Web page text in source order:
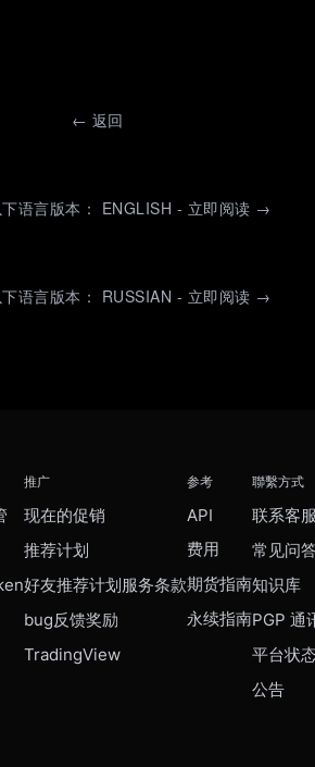
← 返回
语言版本： ENGLISH - 立即阅读 →
语言版本： RUSSIAN - 立即阅读 →
推广
现在的促销
推荐计划
好友推荐计划服务条款
bug反馈奖励
TradingView
参考
API
费用
期货指南
永续指南
聯繫方式
联系客
常见问
知识库
PGP 通
平台状
公告